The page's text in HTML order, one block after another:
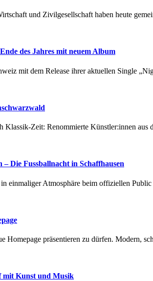
und Zivilgesellschaft haben heute
des Jahres mit neuem Album
mit dem Release ihrer aktuellen Single
Klassik-Zeit: Renommierte Künstler:innen
Die Fussballnacht in Schaffhausen
einmaliger Atmosphäre beim offiziellen
Homepage präsentieren zu dürfen. Modern,
mit Kunst und Musik